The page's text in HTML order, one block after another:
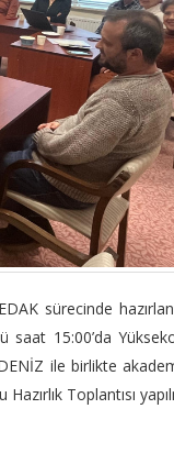
sürecinde
15:00’da
ile birlikte
Toplantısı